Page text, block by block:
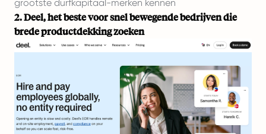
grootste durfkapitaal-merken kennen
2. Deel, het beste voor snel bewegende bedrijven die
brede productdekking zoeken